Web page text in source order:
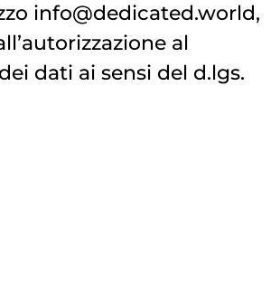
info@dedicated.world,
al
dati ai sensi del d.lgs.